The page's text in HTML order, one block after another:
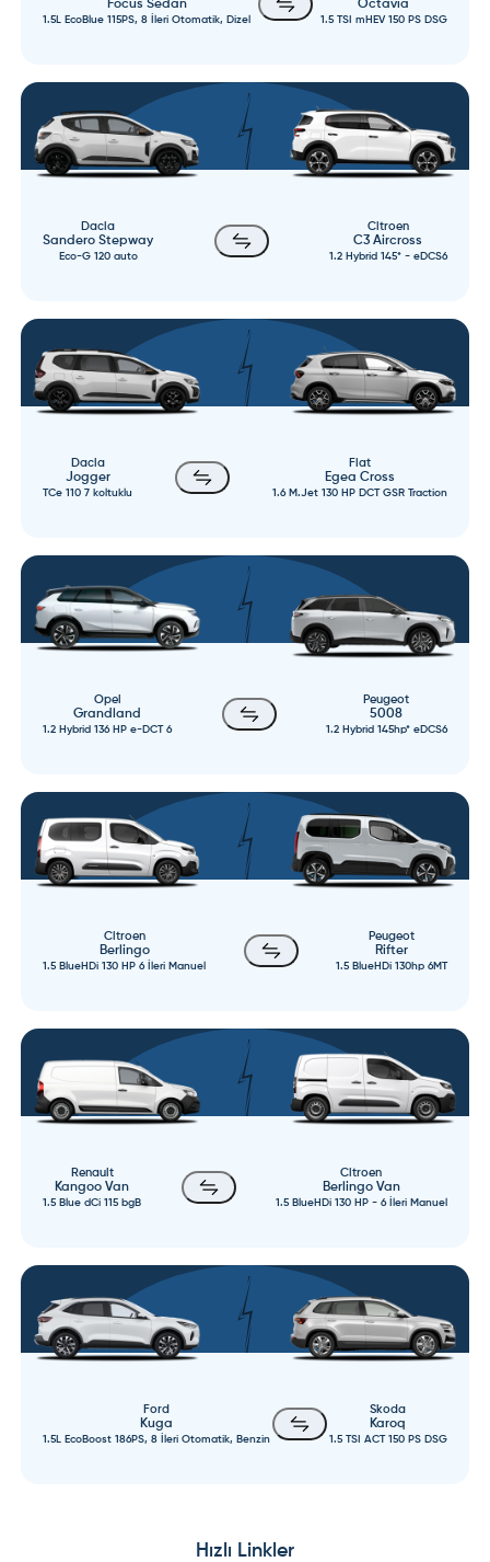
Focus Sedan
1.5L EcoBlue 115PS, 8 İleri Otomatik, Dizel
Octavia
1.5 TSI mHEV 150 PS DSG
Dacia
Sandero Stepway
Eco-G 120 auto
Citroen
C3 Aircross
1.2 Hybrid 145* - eDCS6
Dacia
Jogger
TCe 110 7 koltuklu
Fiat
Egea Cross
1.6 M.Jet 130 HP DCT GSR Traction
Opel
Grandland
1.2 Hybrid 136 HP e-DCT 6
Peugeot
5008
1.2 Hybrid 145hp* eDCS6
Citroen
Berlingo
1.5 BlueHDi 130 HP 6 İleri Manuel
Peugeot
Rifter
1.5 BlueHDi 130hp 6MT
Renault
Kangoo Van
1.5 Blue dCi 115 bgB
Citroen
Berlingo Van
1.5 BlueHDi 130 HP - 6 İleri Manuel
Ford
Kuga
1.5L EcoBoost 186PS, 8 İleri Otomatik, Benzin
Skoda
Karoq
1.5 TSI ACT 150 PS DSG
Hızlı Linkler